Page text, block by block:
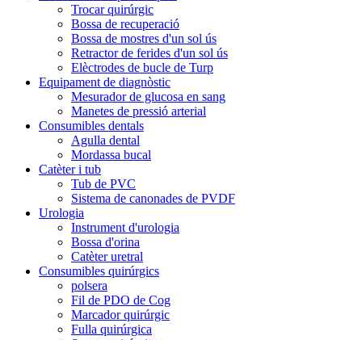
Trocar quirúrgic
Bossa de recuperació
Bossa de mostres d'un sol ús
Retractor de ferides d'un sol ús
Elèctrodes de bucle de Turp
Equipament de diagnòstic
Mesurador de glucosa en sang
Manetes de pressió arterial
Consumibles dentals
Agulla dental
Mordassa bucal
Catèter i tub
Tub de PVC
Sistema de canonades de PVDF
Urologia
Instrument d'urologia
Bossa d'orina
Catèter uretral
Consumibles quirúrgics
polsera
Fil de PDO de Cog
Marcador quirúrgic
Fulla quirúrgica